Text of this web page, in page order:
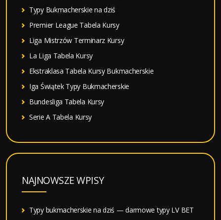
Typy Bukmacherskie na dziś
Premier League Tabela Kursy
Liga Mistrzów Terminarz Kursy
La Liga Tabela Kursy
Ekstraklasa Tabela Kursy Bukmacherskie
Iga Świątek Typy Bukmacherskie
Bundesliga Tabela Kursy
Serie A Tabela Kursy
NAJNOWSZE WPISY
Typy bukmacherskie na dziś — darmowe typy LV BET